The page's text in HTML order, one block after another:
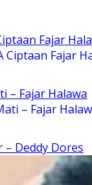
Fajar
– Fajar Halawa
– Deddy Dores